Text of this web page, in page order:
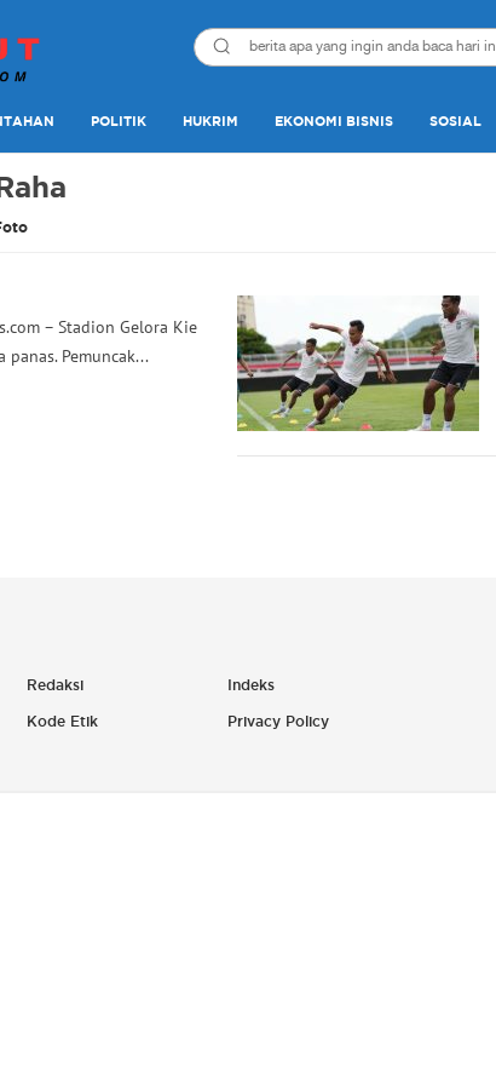
POLITIK HUKRIM EKONOMI BISNIS SOSIAL
– Stadion Gelora Kie
panas. Pemuncak...
Redaksi Indeks
Kode Etik Privacy Policy